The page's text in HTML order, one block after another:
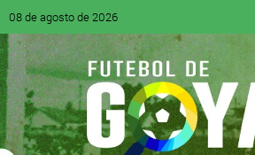
08 de agosto de 2026